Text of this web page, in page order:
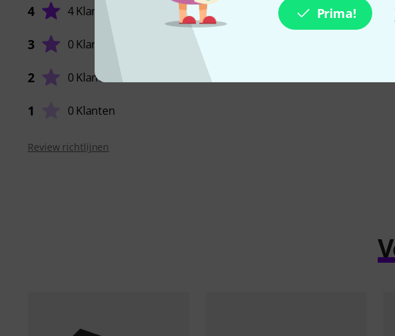
Prima!
4 4 Klanten
3 0 Klanten
2 0 Klanten
1 0 Klanten
Review richtlijnen